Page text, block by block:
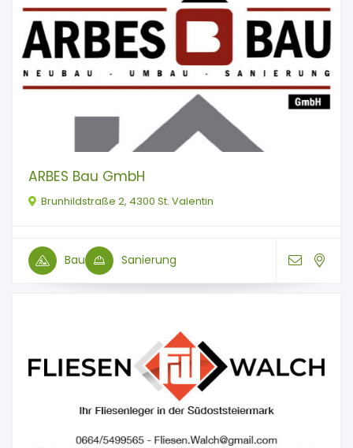
ARBES Bau GmbH
Brunhildstraße 2, 4300 St. Valentin
Bau Sanierung